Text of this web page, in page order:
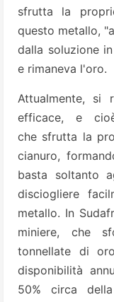
sfrutta la
questo metallo,
dalla soluzione
e rimaneva l'oro.
Attualmente, si
efficace, e
che sfrutta la
cianuro,
basta soltanto
disciogliere
metallo. In
miniere, che
tonnellate di
disponibilità
50% circa